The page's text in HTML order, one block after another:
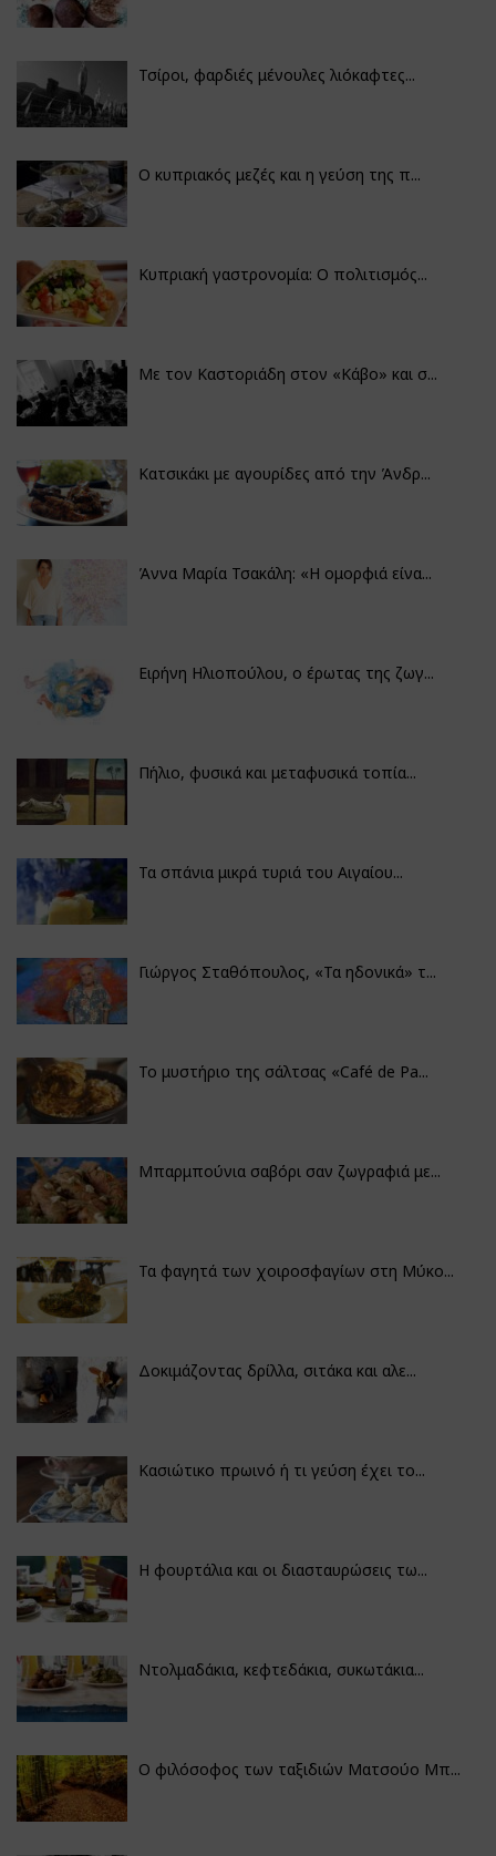
Τσίροι, φαρδιές μένουλες λιόκαφτες...
Ο κυπριακός μεζές και η γεύση της π...
Κυπριακή γαστρονομία: Ο πολιτισμός...
Με τον Καστοριάδη στον «Κάβο» και σ...
Κατσικάκι με αγουρίδες από την Άνδρ...
Άννα Μαρία Τσακάλη: «Η ομορφιά είνα...
Ειρήνη Ηλιοπούλου, ο έρωτας της ζωγ...
Πήλιο, φυσικά και μεταφυσικά τοπία...
Τα σπάνια μικρά τυριά του Αιγαίου...
Γιώργος Σταθόπουλος, «Τα ηδονικά» τ...
Το μυστήριο της σάλτσας «Café de Pa...
Μπαρμπούνια σαβόρι σαν ζωγραφιά με...
Τα φαγητά των χοιροσφαγίων στη Μύκο...
Δοκιμάζοντας δρίλλα, σιτάκα και αλε...
Κασιώτικο πρωινό ή τι γεύση έχει το...
Η φουρτάλια και οι διασταυρώσεις τω...
Ντολμαδάκια, κεφτεδάκια, συκωτάκια...
Ο φιλόσοφος των ταξιδιών Ματσούο Μπ...